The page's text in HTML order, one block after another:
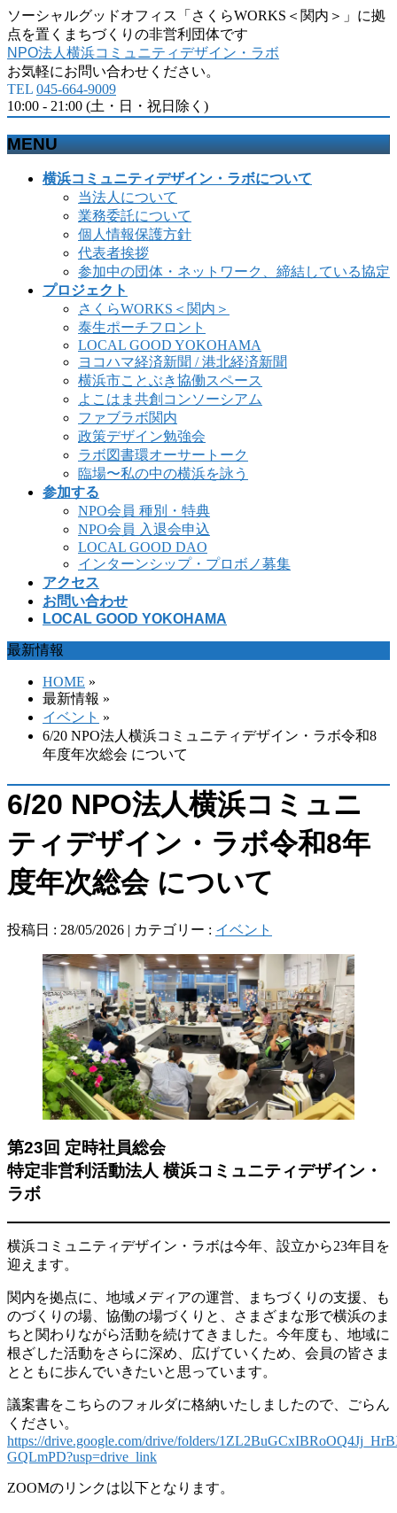
ソーシャルグッドオフィス「さくらWORKS＜関内＞」に拠
点を置くまちづくりの非営利団体です
NPO法人横浜コミュニティデザイン・ラボ
お気軽にお問い合わせください。
TEL 045-664-9009
10:00 - 21:00 (土・日・祝日除く)
MENU
横浜コミュニティデザイン・ラボについて
当法人について
業務委託について
個人情報保護方針
代表者挨拶
参加中の団体・ネットワーク、締結している協定
プロジェクト
さくらWORKS＜関内＞
泰生ポーチフロント
LOCAL GOOD YOKOHAMA
ヨコハマ経済新聞 / 港北経済新聞
横浜市ことぶき協働スペース
よこはま共創コンソーシアム
ファブラボ関内
政策デザイン勉強会
ラボ図書環オーサートーク
臨場〜私の中の横浜を詠う
参加する
NPO会員 種別・特典
NPO会員 入退会申込
LOCAL GOOD DAO
インターンシップ・プロボノ募集
アクセス
お問い合わせ
LOCAL GOOD YOKOHAMA
最新情報
HOME »
最新情報 »
イベント »
6/20 NPO法人横浜コミュニティデザイン・ラボ令和8
年度年次総会 について
6/20 NPO法人横浜コミュニ
ティデザイン・ラボ令和8年
度年次総会 について
投稿日 : 28/05/2026 | カテゴリー : イベント
第23回 定時社員総会
特定非営利活動法人 横浜コミュニティデザイン・
ラボ
横浜コミュニティデザイン・ラボは今年、設立から23年目を
迎えます。
関内を拠点に、地域メディアの運営、まちづくりの支援、も
のづくりの場、協働の場づくりと、さまざまな形で横浜のま
ちと関わりながら活動を続けてきました。今年度も、地域に
根ざした活動をさらに深め、広げていくため、会員の皆さま
とともに歩んでいきたいと思っています。
議案書をこちらのフォルダに格納いたしましたので、ごらん
ください。
https://drive.google.com/drive/folders/
GQLmPD?usp=drive_link
ZOOMのリンクは以下となります。